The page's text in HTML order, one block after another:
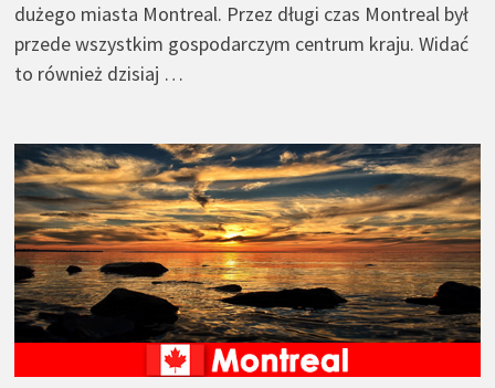
dużego miasta Montreal. Przez długi czas Montreal był
przede wszystkim gospodarczym centrum kraju. Widać
to również dzisiaj …